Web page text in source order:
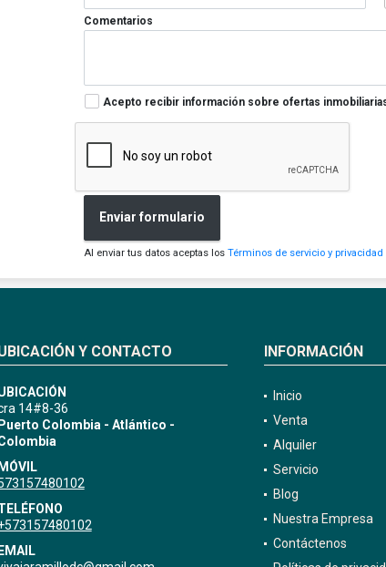
Comentarios
Acepto recibir información sobre ofertas
Enviar formulario
Al enviar tus datos aceptas losTérminos de servicio y privacidad
Y CONTACTO
14#8-36
Puerto Colombia - Atlántico -
MÓVIL
EMAIL
INFORMACIÓN
Inicio
Venta
Alquiler
Servicio
Blog
Nuestra Empresa
Contáctenos